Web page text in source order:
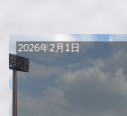
2026年2月1日